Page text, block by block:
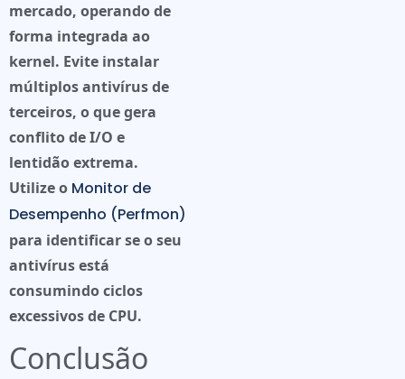
mercado, operando de
forma integrada ao
kernel. Evite instalar
múltiplos antivírus de
terceiros, o que gera
conflito de I/O e
lentidão extrema.
Utilize o Monitor de
Desempenho (Perfmon)
para identificar se o seu
antivírus está
consumindo ciclos
excessivos de CPU.
Conclusão